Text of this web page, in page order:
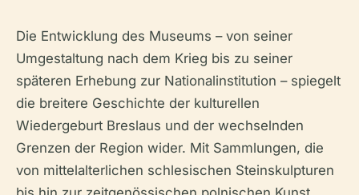
Die Entwicklung des Museums – von seiner
Umgestaltung nach dem Krieg bis zu seiner
späteren Erhebung zur Nationalinstitution – spiegelt
die breitere Geschichte der kulturellen
Wiedergeburt Breslaus und der wechselnden
Grenzen der Region wider. Mit Sammlungen, die
von mittelalterlichen schlesischen Steinskulpturen